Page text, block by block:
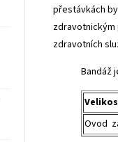
přestávkách
zdravotních
Bandáž
Ovod